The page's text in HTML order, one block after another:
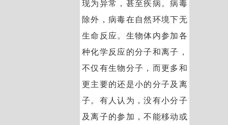
现为异常，甚至疾病。病毒
除外，病毒在自然环境下无
生命反应。生物体内参加各
种化学反应的分子和离子，
不仅有生物分子，而更多和
更主要的还是小的分子及离
子。有人认为，没有小分子
及离子的参加，不能移动或